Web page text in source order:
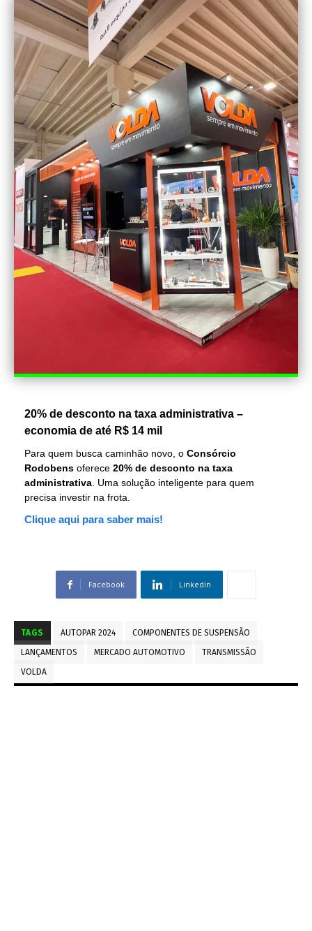
20% de desconto na taxa administrativa –
economia de até R$ 14 mil
Para quem busca caminhão novo, o Consórcio
Rodobens oferece 20% de desconto na taxa
administrativa . Uma solução inteligente para quem
precisa investir na frota.
Clique aqui para saber mais!
Facebook Linkedin
TAGS AUTOPAR 2024
COMPONENTES DE SUSPENSÃO
LANÇAMENTOS
MERCADO AUTOMOTIVO
TRANSMISSÃO
VOLDA